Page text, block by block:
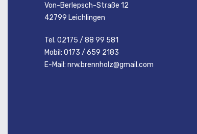
Von-Berlepsch-Straße 12
42799 Leichlingen
Tel. 02175 / 88 99 581
Mobil: 0173 / 659 2183
E-Mail: nrw.brennholz@gmail.com